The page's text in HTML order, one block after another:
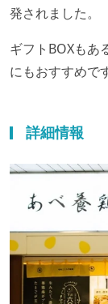
発されました。
ギフトBOXもあ
にもおすすめで
詳細情報